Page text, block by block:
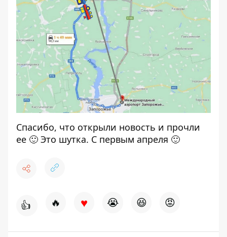
Спасибо, что открыли новость и прочли
ее 🙂 Это шутка. С первым апреля 🙂
👍 🔥 ♥ 😭 😆 😡